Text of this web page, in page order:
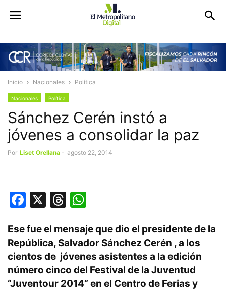
Inicio Nacionales Política
Nacionales Política
Sánchez Cerén instó a
jóvenes a consolidar la paz
Por Liset Orellana - agosto 22, 2014
Facebook
X Threads
Ese fue el mensaje que dio el presidente de la
República, Salvador Sánchez Cerén , a los
cientos de jóvenes asistentes a la edición
número cinco del Festival de la Juventud
“Juventour 2014” en el Centro de Ferias y